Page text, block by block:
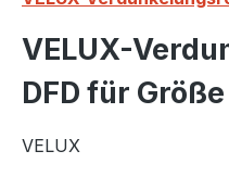
VELUX-
DFD für Größe
VELUX